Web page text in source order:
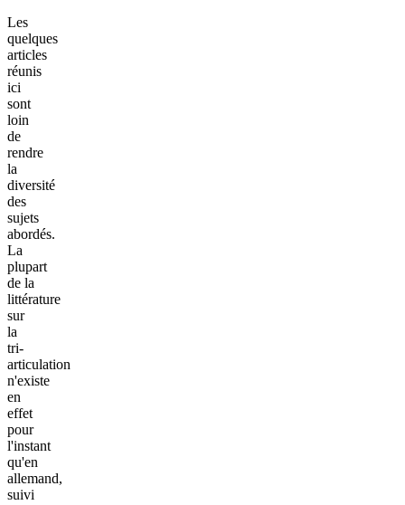
Les
quelques
articles
réunis
ici
sont
loin
de
rendre
la
diversité
des
sujets
abordés.
La
plupart
de la
littérature
sur
la
tri-
articulation
n'existe
en
effet
pour
l'instant
qu'en
allemand,
suivi